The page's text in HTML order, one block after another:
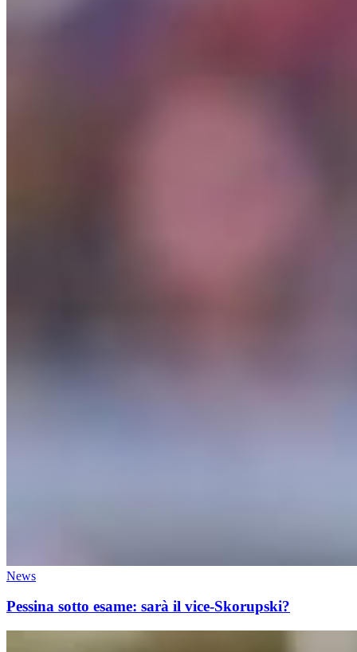
News
Pessina sotto esame: sarà il vice-Skorupski?